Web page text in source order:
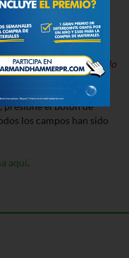
procesar la página.
está suspendido o ha sido
el botón de
los campos han sido
aquí.